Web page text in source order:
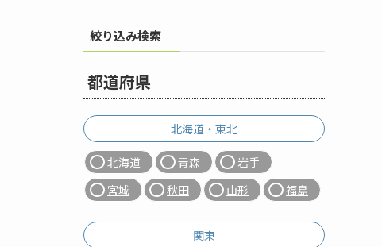
絞り込み検索
都道府県
北海道・東北
北海道 青森
岩手
宮城
秋田 山形 福島
関東